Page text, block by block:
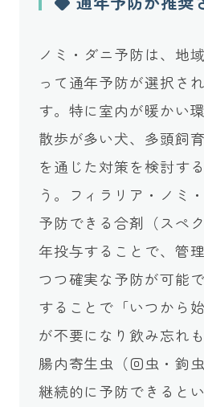
ノミ・ダニ予防は、地
って通年予防が選択さ
す。特に室内が暖かい
散歩が多い犬、多頭飼
を通じた対策を検討す
う。フィラリア・ノミ
予防できる合剤（スペ
年投与することで、管
つつ確実な予防が可能
することで「いつから
が不要になり飲み忘れ
腸内寄生虫（回虫・鉤
継続的に予防できると